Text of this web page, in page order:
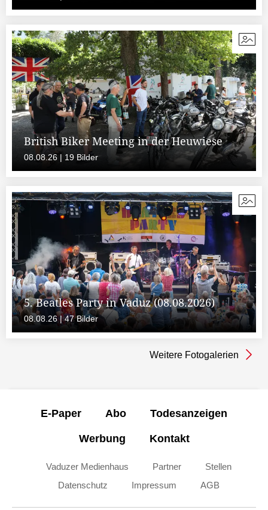
British Biker Meeting in der Heuwiese
08.08.26 | 19 Bilder
5. Beatles Party in Vaduz (08.08.2026)
08.08.26 | 47 Bilder
Weitere Fotogalerien
E-Paper Abo Todesanzeigen
Werbung Kontakt
Vaduzer Medienhaus Partner
Stellen
Datenschutz
Impressum AGB